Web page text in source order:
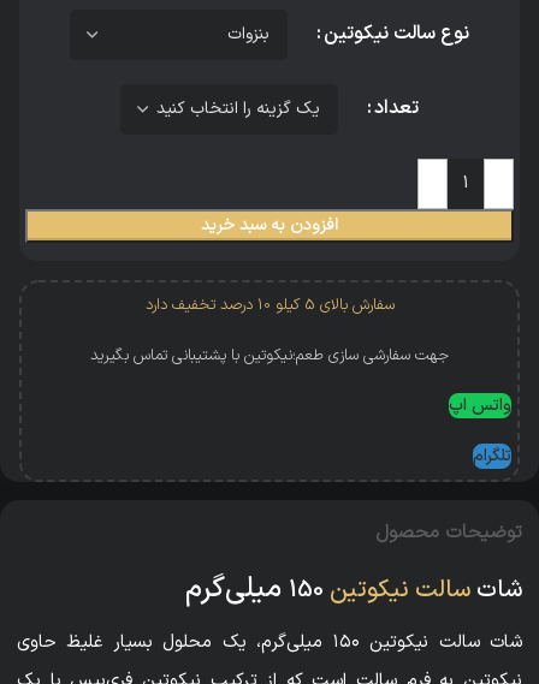
نوع سالت نیکوتین
تعداد
افزودن به سبد خرید
سفارش بالای 5 کیلو 10 درصد تخفیف دارد
جهت سفارشی سازی طعم؛نیکوتین با پشتیبانی تماس بگیرید
واتس اپ
تلگرام
توضیحات محصول
شات سالت نیکوتین میلی‌گرم
شات سالت نیکوتین ۱۵۰ میلی‌گرم، یک محلول بسیار غلیظ حاوی